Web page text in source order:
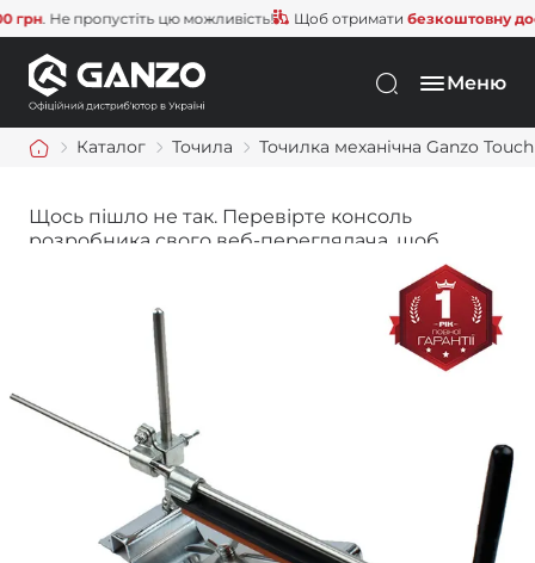
. Не пропустіть цю можливість! Щоб отриматибезкоштовну
Меню
Каталог Точила Точилка механічна Ganzo
Щось пішло не так. Перевірте консоль
розробника свого веб-переглядача, щоб